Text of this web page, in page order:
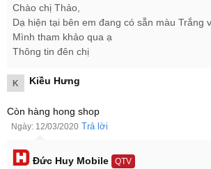
cụm camera kép có cùng độ phân giải 12 MP
LED 2 tông màu hỗ trợ chụp ảnh đêm (Night
Đặc biệt, camera của chiếc smartphone
lấy nét (AF), quay chậm, chụp ảnh góc siêu
chuẩn tối đa lên tới 4K 2160p@60fp ấn tượng.
Mua iPhone 11 chính hãng ở đâu giá rẻ, uy tín?
Khi mua chiếc điện thoại iPhone 11 chính
suất 0%, thu cũ đổi mới lên đời cực tiết kiệm
Chào chị Thảo,
Dạ hiện tại bên em đang có sẵn màu Trắng
Mình tham khảo qua ạ
Thông tin đên chị
K Kiều Hưng
Còn hàng hong shop
Ngày: 12/03/2020 Trả lời
Đức Huy Mobile QTV